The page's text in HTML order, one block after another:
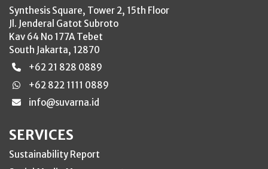
Synthesis Square, Tower 2, 15th Floor
Jl. Jenderal Gatot Subroto
Kav 64 No 177A Tebet
South Jakarta, 12870
+62 21 828 0889
+62 822 1111 0889
info@suvarna.id
SERVICES
Sustainability Report